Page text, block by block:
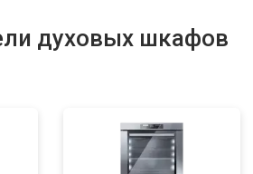
духовых шкафов